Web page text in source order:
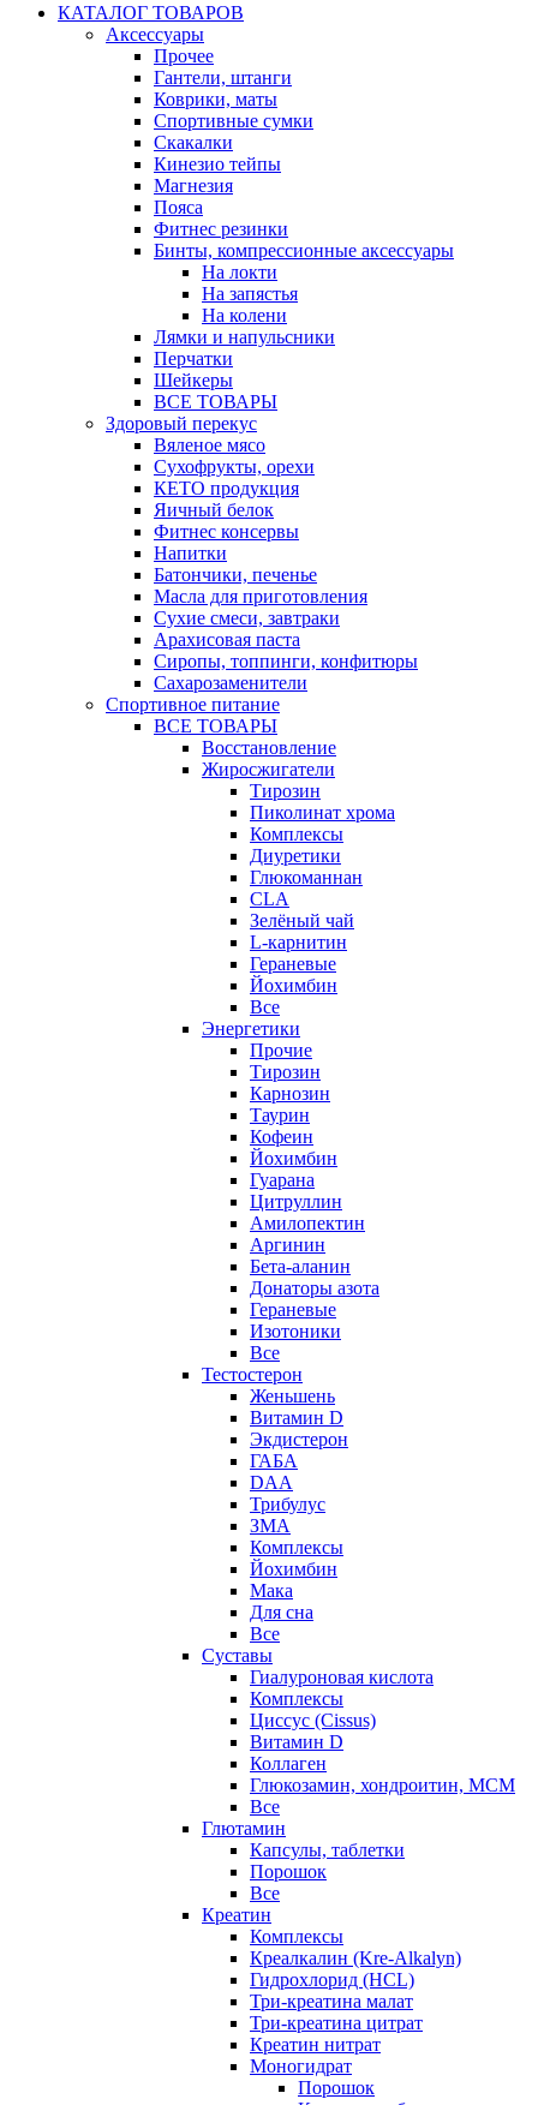
КАТАЛОГ ТОВАРОВ
Аксессуары
Прочее
Гантели, штанги
Коврики, маты
Спортивные сумки
Скакалки
Кинезио тейпы
Магнезия
Пояса
Фитнес резинки
Бинты, компрессионные аксессуары
На локти
На запястья
На колени
Лямки и напульсники
Перчатки
Шейкеры
ВСЕ ТОВАРЫ
Здоровый перекус
Вяленое мясо
Сухофрукты, орехи
КЕТО продукция
Яичный белок
Фитнес консервы
Напитки
Батончики, печенье
Масла для приготовления
Сухие смеси, завтраки
Арахисовая паста
Сиропы, топпинги, конфитюры
Сахарозаменители
Спортивное питание
ВСЕ ТОВАРЫ
Восстановление
Жиросжигатели
Тирозин
Пиколинат хрома
Комплексы
Диуретики
Глюкоманнан
CLA
Зелёный чай
L-карнитин
Гераневые
Йохимбин
Все
Энергетики
Прочие
Тирозин
Карнозин
Таурин
Кофеин
Йохимбин
Гуарана
Цитруллин
Амилопектин
Аргинин
Бета-аланин
Донаторы азота
Гераневые
Изотоники
Все
Тестостерон
Женьшень
Витамин D
Экдистерон
ГАБА
DAA
Трибулус
ЗМА
Комплексы
Йохимбин
Мака
Для сна
Все
Суставы
Гиалуроновая кислота
Комплексы
Циссус (Cissus)
Витамин D
Коллаген
Глюкозамин, хондроитин, МСМ
Все
Глютамин
Капсулы, таблетки
Порошок
Все
Креатин
Комплексы
Креалкалин (Kre-Alkalyn)
Гидрохлорид (HCL)
Три-креатина малат
Три-креатина цитрат
Креатин нитрат
Моногидрат
Порошок